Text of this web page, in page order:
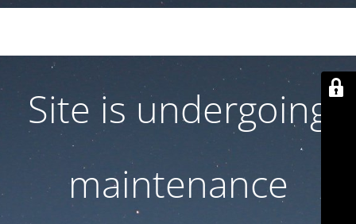
Site is undergoing
maintenance